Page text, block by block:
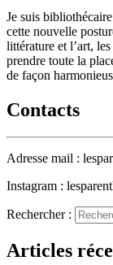
Je suis
cette nouvelle
littérature et l’art,
prendre toute la
de façon
Contacts
Adresse mail :
Instagram :
Rechercher :
Articles